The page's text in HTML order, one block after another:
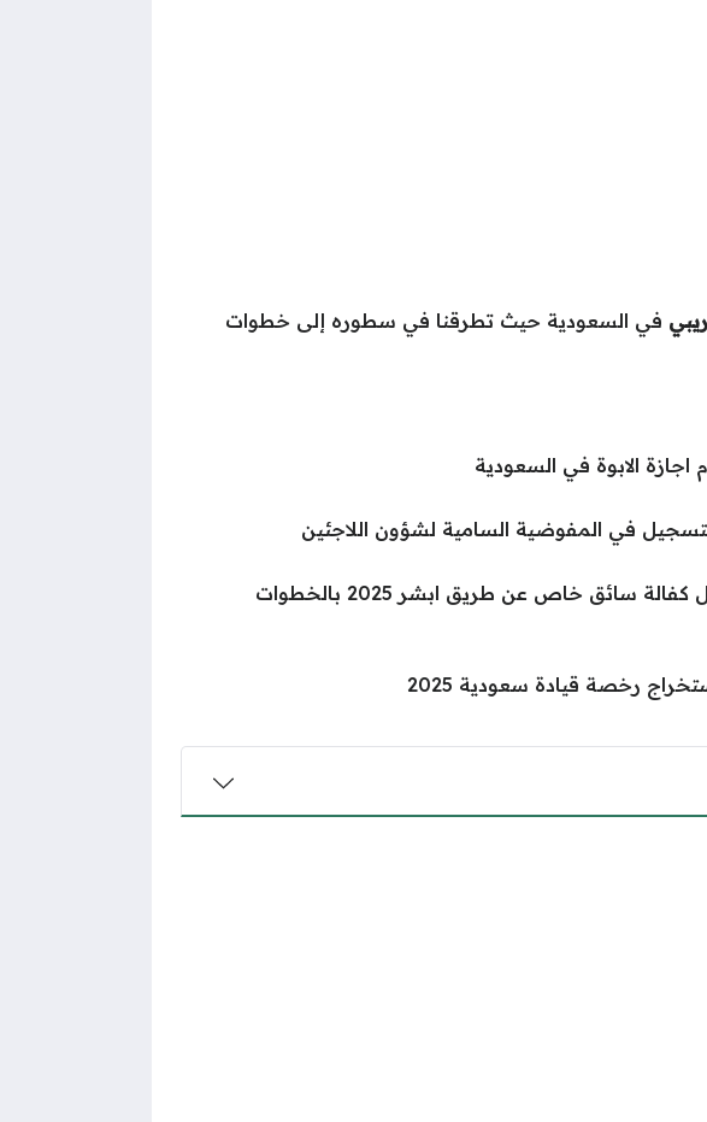
في السعودية حيث تطرقنا في سطوره إلى خطوات
اجازة الابوة في السعودية
في المفوضية السامية لشؤون اللاجئين
طريقة نقل كفالة سائق خاص عن طريق ابشر 2025 بالخطوات
رخصة قيادة سعودية 2025